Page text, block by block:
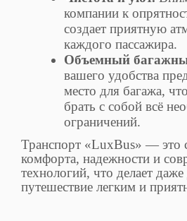
компании к
создает приятную
каждого пассажира.
Объемный
вашего удобства
место для багажа,
брать с собой всё
ограничений.
Транспорт «LuxBus» — это
комфорта, надежности и
технологий, что делает даже
путешествие легким и